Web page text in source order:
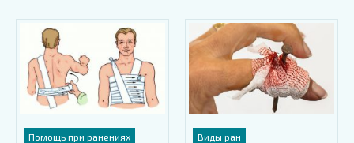
Помощь при ранениях Виды ран